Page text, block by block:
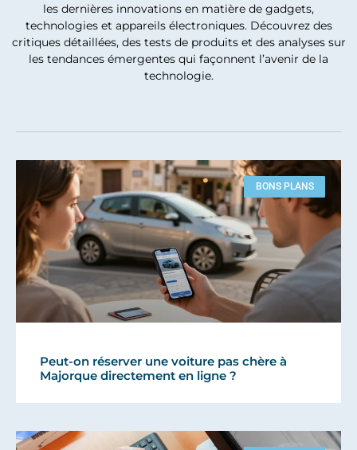
les dernières innovations en matière de gadgets,
technologies et appareils électroniques. Découvrez des
critiques détaillées, des tests de produits et des analyses sur
les tendances émergentes qui façonnent l’avenir de la
technologie.
BONS PLANS
Peut-on réserver une voiture pas chère à
Majorque directement en ligne ?